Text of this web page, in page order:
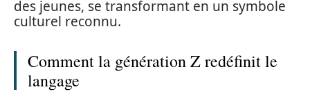
des jeunes, se transformant en un symbole
culturel reconnu.
Comment la génération Z redéfinit le
langage